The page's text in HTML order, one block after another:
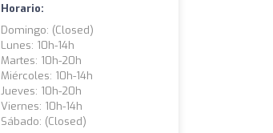
Horario:
Domingo: (closed)
Lunes: 10h-14h
Martes: 10h-20h
Miércoles: 10h-14h
Jueves: 10h-20h
Viernes: 10h-14h
Sábado: (closed)